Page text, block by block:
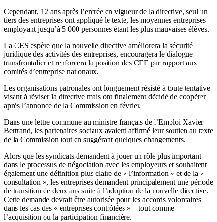
Cependant, 12 ans après l’entrée en vigueur de la directive, seul un
tiers des entreprises ont appliqué le texte, les moyennes entreprises
employant jusqu’à 5 000 personnes étant les plus mauvaises élèves.
La CES espère que la nouvelle directive améliorera la sécurité
juridique des activités des entreprises, encouragera le dialogue
transfrontalier et renforcera la position des CEE par rapport aux
comités d’entreprise nationaux.
Les organisations patronales ont longuement résisté à toute tentative
visant à réviser la directive mais ont finalement décidé de coopérer
après l’annonce de la Commission en février.
Dans une lettre commune au ministre français de l’Emploi Xavier
Bertrand, les partenaires sociaux avaient affirmé leur soutien au texte
de la Commission tout en suggérant quelques changements.
Alors que les syndicats demandent à jouer un rôle plus important
dans le processus de négociation avec les employeurs et souhaitent
également une définition plus claire de « l’information » et de la «
consultation », les entreprises demandent principalement une période
de transition de deux ans suite à l’adoption de la nouvelle directive.
Cette demande devrait être autorisée pour les accords volontaires
dans les cas des « entreprises contrôlées » – tout comme
l’acquisition ou la participation financière.